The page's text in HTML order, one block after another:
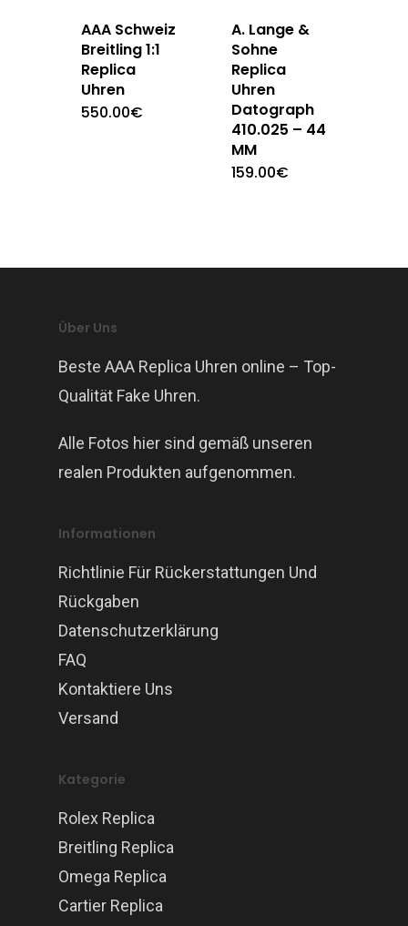
AAA Schweiz
Breitling 1:1
Replica
Uhren
550.00€
A. Lange &
Sohne
Replica
Uhren
Datograph
410.025 – 44
MM
159.00€
Über Uns
Beste AAA Replica Uhren online – Top-
Qualität Fake Uhren.
Alle Fotos hier sind gemäß unseren
realen Produkten aufgenommen.
Informationen
Richtlinie Für Rückerstattungen Und
Rückgaben
Datenschutzerklärung
FAQ
Kontaktiere Uns
Versand
Kategorie
Rolex Replica
Breitling Replica
Omega Replica
Cartier Replica